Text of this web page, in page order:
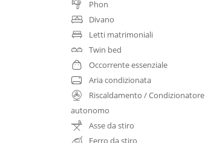
Phon
Divano
Letti matrimoniali
Twin bed
Occorrente essenziale
Aria condizionata
Riscaldamento / Condizionatore
autonomo
Asse da stiro
Ferro da stiro